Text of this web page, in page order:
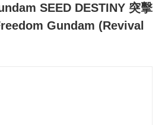
SEED DESTINY 突擊
Gundam (Revival